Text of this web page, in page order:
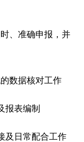
、准确申报，并
数据核对工作
报表编制
及日常配合工作